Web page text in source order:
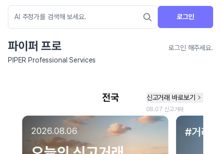
로그인
파이퍼 프로
로그인 해주세요.
PIPER Professional Services